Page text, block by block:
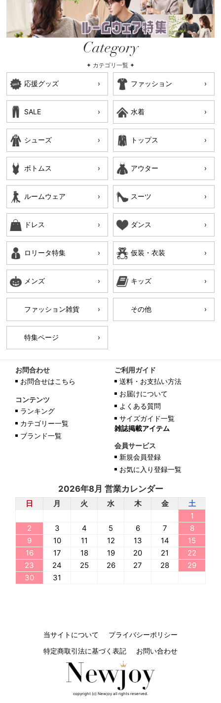
Category
✦ カテゴリ一覧 ✦
応援グッズ ファッション
SALE 水着
シューズ トップス
ボトムス アウター
ルームウェア スーツ
ドレス ダンス
ロリータ特集 仮装・衣装
メンズ キッズ
ファッション雑貨 その他
特集ページ
お問合わせ
お問合せはこちら
コンテンツ
ランキング
カテゴリー一覧
ブランド一覧
ご利用ガイド
送料・お支払い方法
お届けについて
よくある質問
サイズガイド一覧
雑誌掲載アイテム
会員サービス
新規会員登録
お気に入り登録一覧
2026年8月 営業カレンダー
日 月 火 水 木 金
土
1
2
3 4 5 6 7
8
9
10 11 12 13 14
15
16
17 18 19 20 21
22
23
24 25 26 27 28
29
30
31
当サイトについて
プライバシーポリシー
特定商取引法に基づく表記
お問い合わせ
copyright (c) Newjoy all rights reserved.